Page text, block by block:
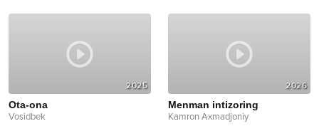
2025
Ota-ona
Vosidbek
2026
Menman intizoring
Kamron Axmadjoniy